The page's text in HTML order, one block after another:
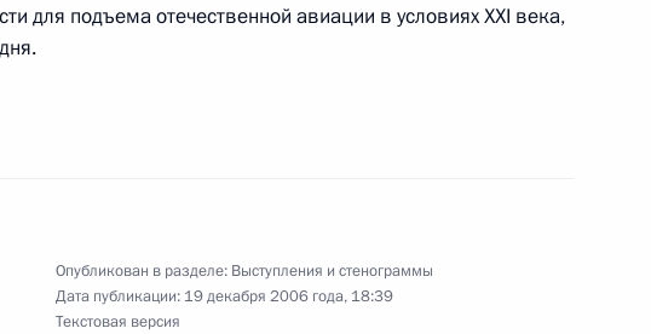
Архангельская область, космодром Плесецк
для подъема отечественной авиации в условиях XXI века,
Опубликован в разделе: Выступления и стенограммы
Дата публикации: 19 декабря 2006 года, 18:39
Текстовая версия